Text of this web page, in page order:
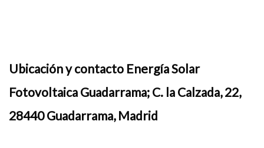
Ubicación y contacto Energía Solar
Fotovoltaica Guadarrama; C. la Calzada, 22,
28440 Guadarrama, Madrid